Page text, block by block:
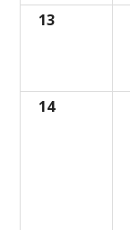
13
14